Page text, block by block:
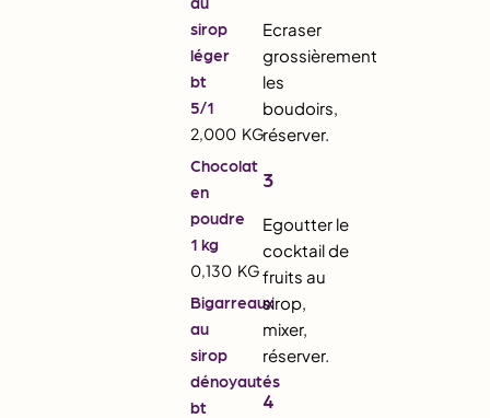
sirop
léger
bt
5/1
2,000 KG
Chocolat
en
poudre
1 kg
0,130 KG
Bigarreaux
au
sirop
dénoyautés
bt
Ecraser
grossièrement
les
boudoirs,
réserver.
3
Egoutter le
cocktail de
fruits au
sirop,
mixer,
réserver.
4